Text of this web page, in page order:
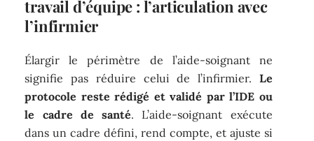
travail d’équipe : l’articulation avec
l’infirmier
Élargir le périmètre de l’aide-soignant ne
signifie pas réduire celui de l’infirmier. Le
protocole reste rédigé et validé par l’IDE ou
le cadre de santé. L’aide-soignant exécute
dans un cadre défini, rend compte, et ajuste si